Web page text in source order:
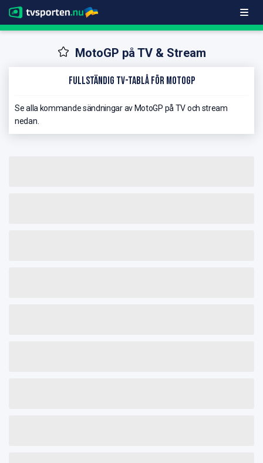
MotoGP på TV & Stream
Fullständig TV-Tablå för MotoGP
Se alla kommande sändningar av MotoGP på TV och stream
nedan.